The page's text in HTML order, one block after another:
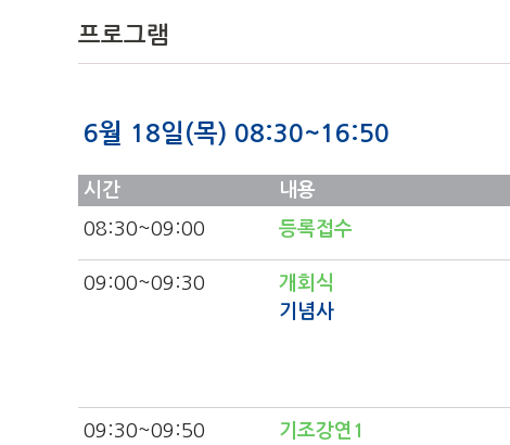
프로그램
6월 18일(목) 08:30~16:50
시간 내용
08:30~09:00 등록접수
09:00~09:30
개회식
기념사
09:30~09:50
기조강연1